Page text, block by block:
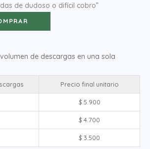
de dudoso o difícil cobro”
de descargas en una sola
Precio final unitario
$5.900
$4.700
$3.500